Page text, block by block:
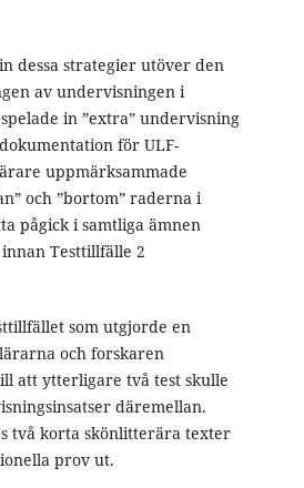
dessa strategier utöver den
av undervisningen i
in ”extra” undervisning
för ULF-
uppmärksammade
och ”bortom” raderna i
pågick i samtliga ämnen
Testtillfälle 2
som utgjorde en
och forskaren
att ytterligare två test skulle
däremellan.
två korta skönlitterära texter
prov ut.